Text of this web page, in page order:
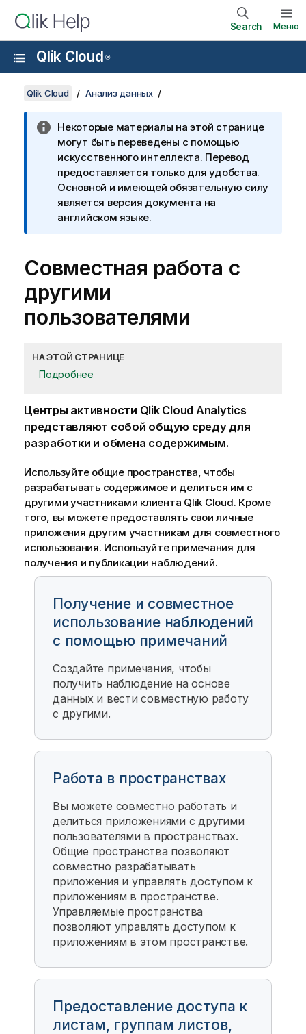
Search Меню
Qlik Cloud ®
Qlik Cloud Анализ данных
Некоторые материалы на этой странице
могут быть переведены с помощью
искусственного интеллекта. Перевод
предоставляется только для удобства.
Основной и имеющей обязательную силу
является версия документа на
английском языке.
Совместная работа с
другими
пользователями
НА ЭТОЙ СТРАНИЦЕ
Подробнее
Центры активности Qlik Cloud Analytics
представляют собой общую среду для
разработки и обмена содержимым.
Используйте общие пространства, чтобы
разрабатывать содержимое и делиться им с
другими участниками клиента Qlik Cloud. Кроме
того, вы можете предоставлять свои личные
приложения другим участникам для совместного
использования. Используйте примечания для
получения и публикации наблюдений.
Получение и совместное
использование наблюдений
с помощью примечаний
Создайте примечания, чтобы
получить наблюдение на основе
данных и вести совместную работу
с другими.
Работа в пространствах
Вы можете совместно работать и
делиться приложениями с другими
пользователями в пространствах.
Общие пространства позволяют
совместно разрабатывать
приложения и управлять доступом к
приложениям в пространстве.
Управляемые пространства
позволяют управлять доступом к
приложениям в этом пространстве.
Предоставление доступа к
листам, группам листов,